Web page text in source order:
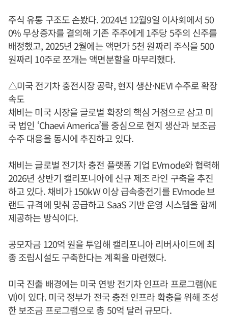
주식 유통 구조도 손봤다. 2024년 12월9일 이사회에서 50
0% 무상증자를 결의해 기존 주주에게 1주당 5주의 신주를
배정했고, 2025년 2월에는 액면가 5천 원짜리 주식을 500
원짜리 10주로 쪼개는 액면분할을 마무리했다.
△미국 전기차 충전시장 공략, 현지 생산·NEVI 수주로 확장
속도
채비는 미국 시장을 글로벌 확장의 핵심 거점으로 삼고 미
국 법인 ‘Chaevi America’를 중심으로 현지 생산과 보조금
수주 대응을 동시에 추진하고 있다.
채비는 글로벌 전기차 충전 플랫폼 기업 EVmode와 협력해
2026년 상반기 캘리포니아에 신규 제조 라인 구축을 추진
하고 있다. 채비가 150kW 이상 급속충전기를 EVmode 브
랜드 규격에 맞춰 공급하고 SaaS 기반 운영 시스템을 함께
제공하는 방식이다.
공모자금 120억 원을 투입해 캘리포니아 리버사이드에 최
종 조립시설도 구축한다는 계획을 마련했다.
미국 진출 배경에는 미국 연방 전기차 인프라 프로그램(NE
VI)이 있다. 미국 정부가 전국 충전 인프라 확충을 위해 조성
한 보조금 프로그램으로 총 50억 달러 규모다.